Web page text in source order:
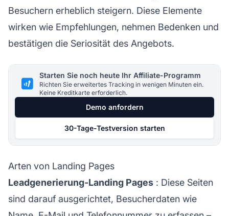
Besuchern erheblich steigern. Diese Elemente
wirken wie Empfehlungen, nehmen Bedenken und
bestätigen die Seriosität des Angebots.
Starten Sie noch heute Ihr Affiliate-Programm
Richten Sie erweitertes Tracking in wenigen Minuten ein.
Keine Kreditkarte erforderlich.
Demo anfordern
30-Tage-Testversion starten
Arten von Landing Pages
Leadgenerierung-Landing Pages : Diese Seiten
sind darauf ausgerichtet, Besucherdaten wie